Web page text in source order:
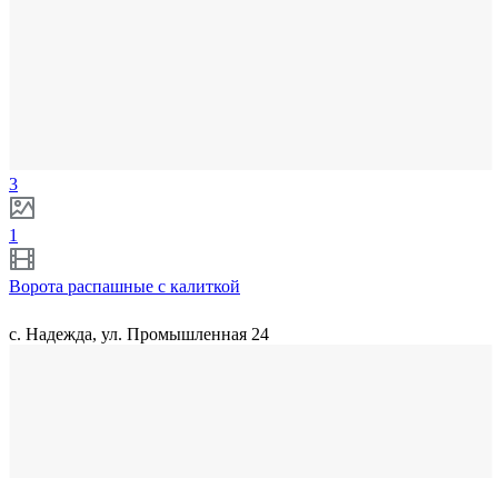
3
1
Ворота распашные с калиткой
с. Надежда, ул. Промышленная 24